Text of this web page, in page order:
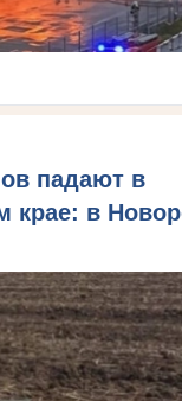
падают в
крае: в